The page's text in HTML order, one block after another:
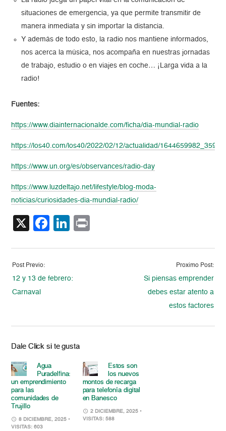
situaciones de emergencia, ya que permite transmitir de
manera inmediata y sin importar la distancia.
Y además de todo esto, la radio nos mantiene informados,
nos acerca la música, nos acompaña en nuestras jornadas
de trabajo, estudio o en viajes en coche… ¡Larga vida a la
radio!
Fuentes:
https://www.diainternacionalde.com/ficha/dia-mundial-radio
https://los40.com/los40/2022/02/12/actualidad/
https://www.un.org/es/observances/radio-day
https://www.luzdeltajo.net/lifestyle/blog-moda-
noticias/curiosidades-dia-mundial-radio/
X Facebook
LinkedIn
Post Previo:
12 y 13 de febrero:
Carnaval
Proximo Post:
Si piensas emprender
debes estar atento a
estos factores
Dale Click si te gusta
Agua
Puradelfina:
un emprendimiento
para las
comunidades de
Trujillo
8 DICIEMBRE, 2025 •
VISITAS: 603
Estos son
los nuevos
montos de recarga
para telefonía digital
en Banesco
2 DICIEMBRE, 2025 •
VISITAS: 588